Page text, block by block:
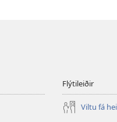
Flýtileiðir
Viltu fá